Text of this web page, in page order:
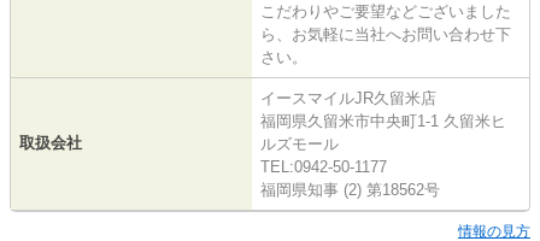
こだわりやご要望などございました
ら、お気軽に当社へお問い合わせ下
さい。
取扱会社
イースマイルJR久留米店
福岡県久留米市中央町1-1 久留米ヒ
ルズモール
TEL:0942-50-1177
福岡県知事 (2) 第18562号
情報の見方